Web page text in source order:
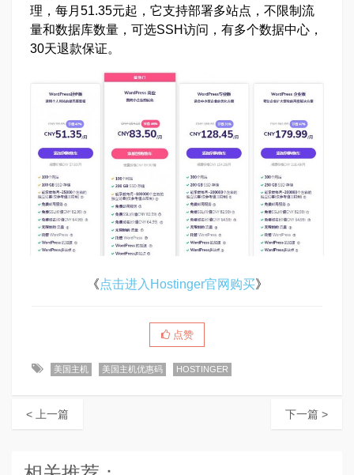
理，每月51.35元起，它支持部署多站点，不限制流
量和数据库数量，可选SSH访问，有多个数据中心，
30天退款保证。
《点击进入Hostinger官网购买》
点赞
美国主机 美国主机优惠码 HOSTINGER
< 上一篇 下一篇 >